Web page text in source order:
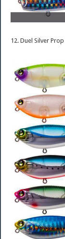
12. Duel Silver